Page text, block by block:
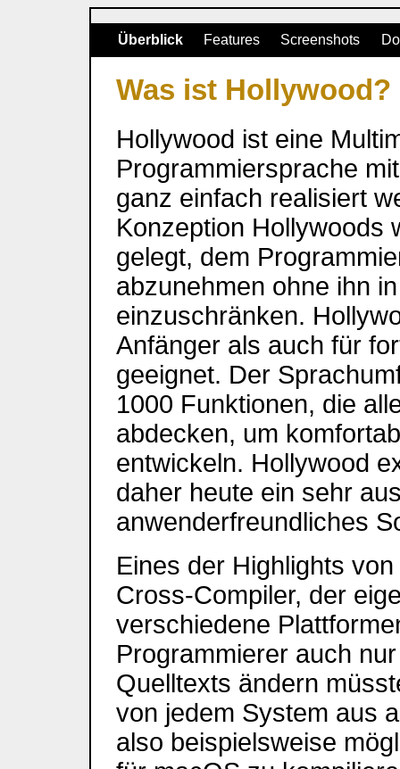
Überblick Features Screenshots
Was ist Hollywood?
Hollywood ist eine
Programmiersprache
ganz einfach realisiert
Konzeption Hollywoods
gelegt, dem
abzunehmen ohne ihn
einzuschränken.
Anfänger als auch für
geeignet. Der
1000 Funktionen, die
abdecken, um
entwickeln. Hollywood
daher heute ein sehr
anwenderfreundliches
Eines der Highlights
Cross-Compiler, der
verschiedene
Programmierer auch
Quelltexts ändern
von jedem System aus
also beispielsweise